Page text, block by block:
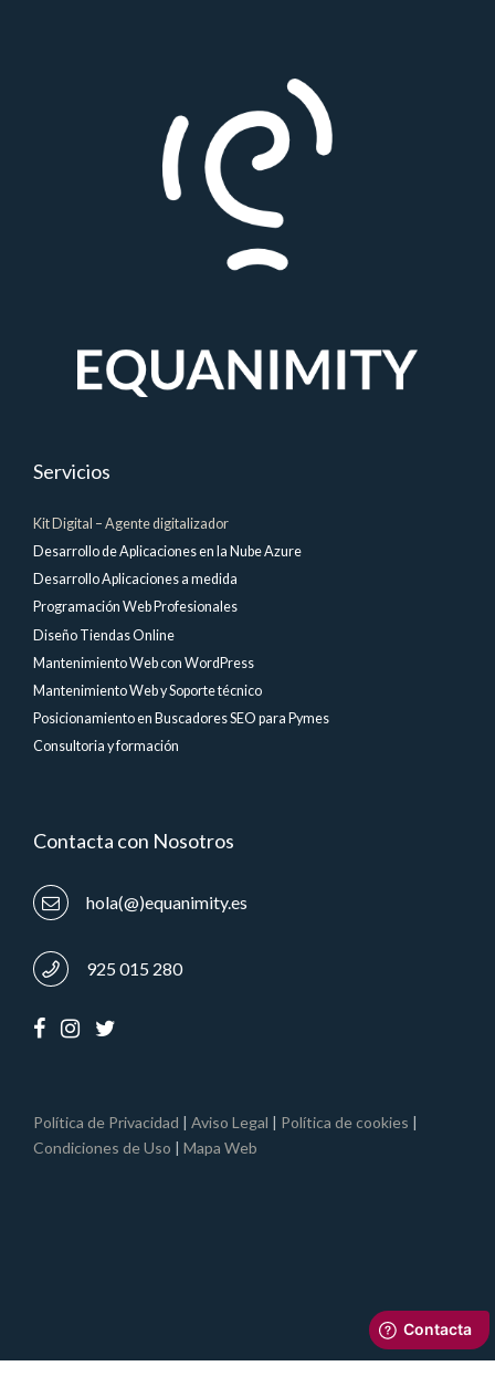
Servicios
Kit Digital – Agente digitalizador
Desarrollo de Aplicaciones en la Nube Azure
Desarrollo Aplicaciones a medida
Programación Web Profesionales
Diseño Tiendas Online
Mantenimiento Web con WordPress
Mantenimiento Web y Soporte técnico
Posicionamiento en Buscadores SEO para Pymes
Consultoria y formación
Contacta con Nosotros
hola(@)equanimity.es
925 015 280
Política de Privacidad | Aviso Legal | Política de cookies |
Condiciones de Uso | Mapa Web